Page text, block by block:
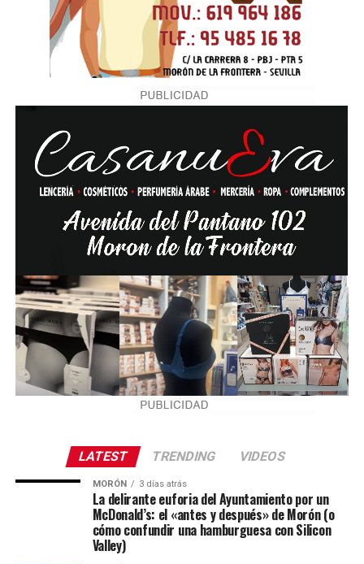
LATEST TRENDING VIDEOS
MORÓN 3 días atrás
La delirante euforia del Ayuntamiento por un
McDonald’s: el «antes y después» de Morón (o
cómo confundir una hamburguesa con Silicon
Valley)